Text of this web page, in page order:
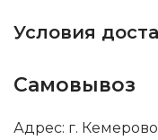
Условия
Самовывоз
Адрес: г.